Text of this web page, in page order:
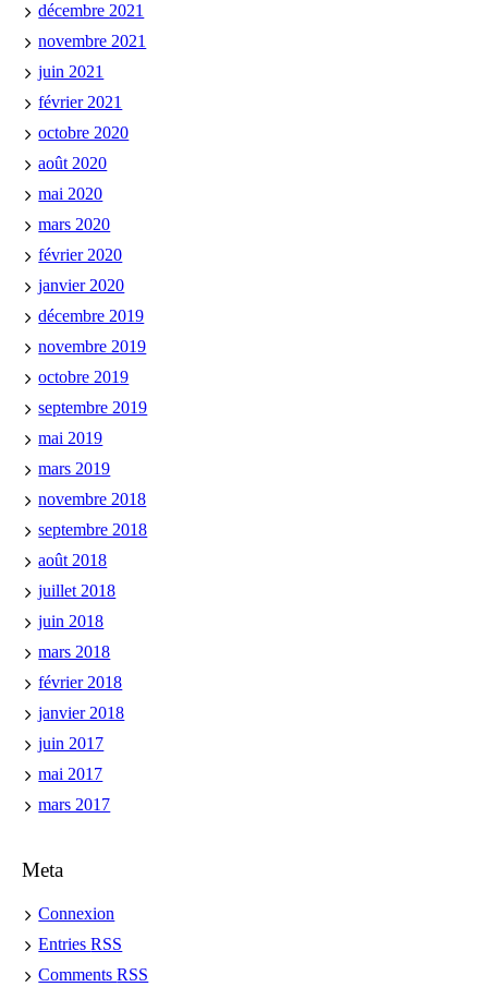
décembre 2021
novembre 2021
juin 2021
février 2021
octobre 2020
août 2020
mai 2020
mars 2020
février 2020
janvier 2020
décembre 2019
novembre 2019
octobre 2019
septembre 2019
mai 2019
mars 2019
novembre 2018
septembre 2018
août 2018
juillet 2018
juin 2018
mars 2018
février 2018
janvier 2018
juin 2017
mai 2017
mars 2017
Meta
Connexion
EntriesRSS
CommentsRSS